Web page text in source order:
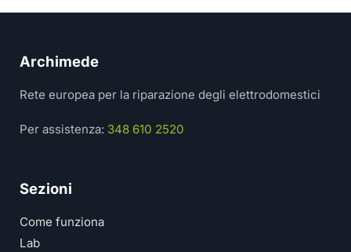
Archimede
Rete europea per la riparazione degli elettrodomestici
Per assistenza: 348 610 2520
Sezioni
Come funziona
Lab